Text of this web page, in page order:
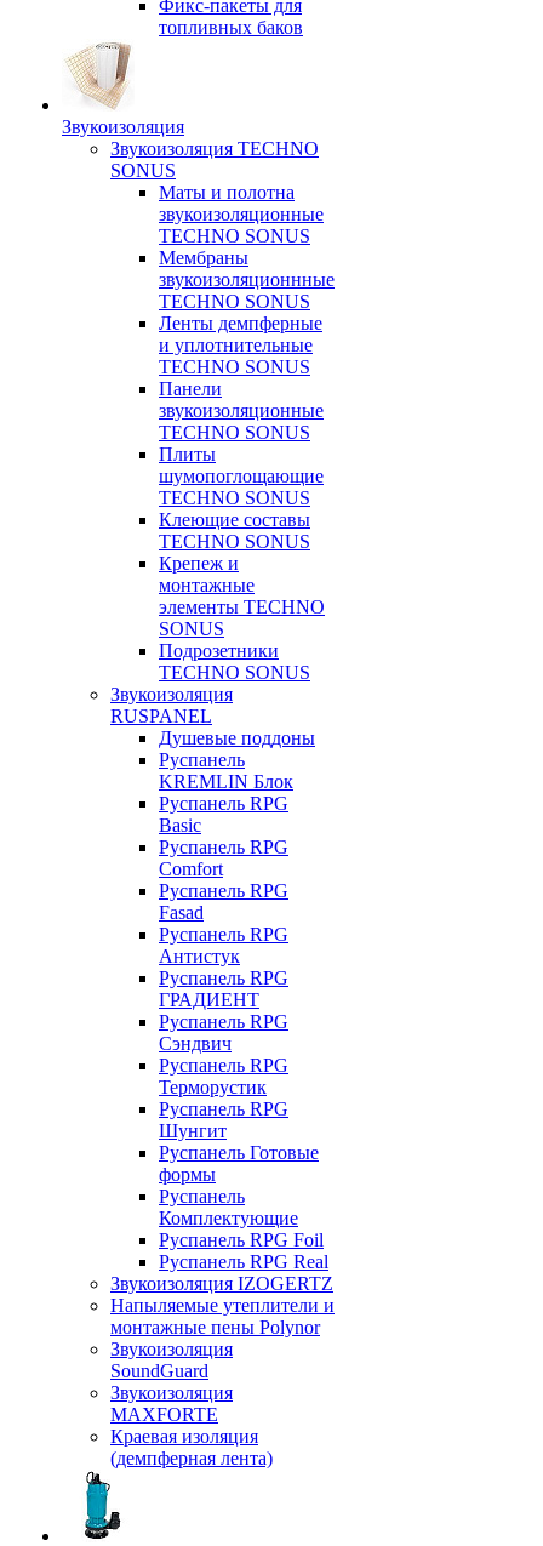
Фикс-пакеты для
топливных баков
Звукоизоляция
Звукоизоляция TECHNO
SONUS
Маты и полотна
звукоизоляционные
TECHNO SONUS
Мембраны
звукоизоляционнные
TECHNO SONUS
Ленты демпферные
и уплотнительные
TECHNO SONUS
Панели
звукоизоляционные
TECHNO SONUS
Плиты
шумопоглощающие
TECHNO SONUS
Клеющие составы
TECHNO SONUS
Крепеж и
монтажные
элементы TECHNO
SONUS
Подрозетники
TECHNO SONUS
Звукоизоляция
RUSPANEL
Душевые поддоны
Руспанель
KREMLIN Блок
Руспанель RPG
Basic
Руспанель RPG
Comfort
Руспанель RPG
Fasad
Руспанель RPG
Антистук
Руспанель RPG
ГРАДИЕНТ
Руспанель RPG
Сэндвич
Руспанель RPG
Терморустик
Руспанель RPG
Шунгит
Руспанель Готовые
формы
Руспанель
Комплектующие
Руспанель RPG Foil
Руспанель RPG Real
Звукоизоляция IZOGERTZ
Напыляемые утеплители и
монтажные пены Polynor
Звукоизоляция
SoundGuard
Звукоизоляция
MAXFORTE
Краевая изоляция
(демпферная лента)